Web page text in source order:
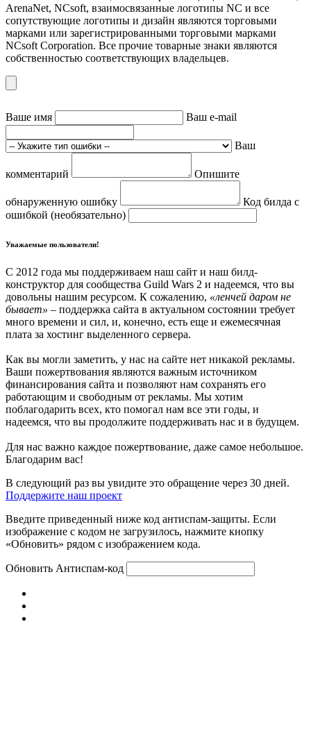
ArenaNet, NCsoft, взаимосвязанные логотипы NC и все
сопутствующие логотипы и дизайн являются торговыми
марками или зарегистрированными торговыми марками
NCsoft Corporation. Все прочие товарные знаки являются
собственностью соответствующих владельцев.
Ваше имя Ваш e-mail
Ваш
комментарий Опишите
обнаруженную ошибку
Код билда с
ошибкой (необязательно)
Уважаемые пользователи!
С 2012 года мы поддерживаем наш сайт и наш билд-
конструктор для сообщества Guild Wars 2 и надеемся, что вы
довольны нашим ресурсом. К сожалению, «ленчей даром не
бывает» – поддержка сайта в актуальном состоянии требует
много времени и сил, и, конечно, есть еще и ежемесячная
плата за хостинг выделенного сервера.
Как вы могли заметить, у нас на сайте нет никакой рекламы.
Ваши пожертвования являются важным источником
финансирования сайта и позволяют нам сохранять его
работающим и свободным от рекламы. Мы хотим
поблагодарить всех, кто помогал нам все эти годы, и
надеемся, что вы продолжите поддерживать нас и в будущем.
Для нас важно каждое пожертвование, даже самое небольшое.
Благодарим вас!
В следующий раз вы увидите это обращение через 30 дней.
Поддержите наш проект
Введите приведенный ниже код антиспам-защиты. Если
изображение с кодом не загрузилось, нажмите кнопку
«Обновить» рядом с изображением кода.
Обновить Антиспам-код